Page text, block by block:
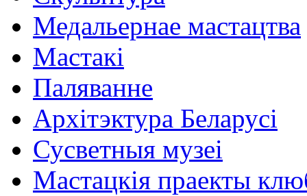
Медальернае мастацтва
Мастакі
Паляванне
Архітэктура Беларусі
Сусветныя музеі
Мастацкія праекты